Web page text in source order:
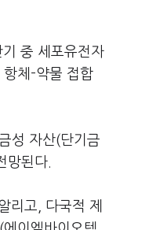
중 세포유전자
항체-약물 접합
성 자산(단기금
망된다.
리고, 다국적 제